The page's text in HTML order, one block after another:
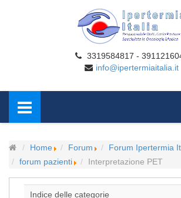
3319584817 -
info@ipertermiaitalia.it
Home Forum
Forum Ipertermia
forum pazienti
Interpretazione PET
Indice delle categorie